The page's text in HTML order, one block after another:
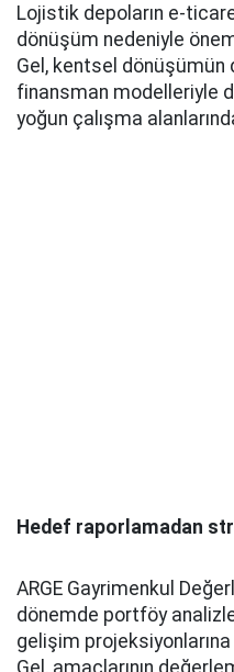
Lojistik depoların e-
dönüşüm nedeniyle
Gel, kentsel dönüşümün
finansman modelleriyle
yoğun çalışma
Hedef raporlamadan
ARGE Gayrimenkul
dönemde portföy
gelişim projeksiyonlarına
Gel, amaçlarının